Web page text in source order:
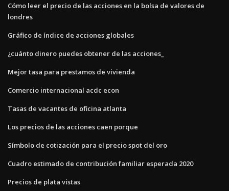
Cómo leer el precio de las acciones en la bolsa de valores de
londres
Gráfico de índice de acciones globales
¿cuánto dinero puedes obtener de las acciones_
Mejor tasa para prestamos de vivienda
Comercio internacional acdc econ
Tasas de vacantes de oficina atlanta
Los precios de las acciones caen porque
Símbolo de cotización para el precio spot del oro
Cuadro estimado de contribución familiar esperada 2020
Precios de plata vistas